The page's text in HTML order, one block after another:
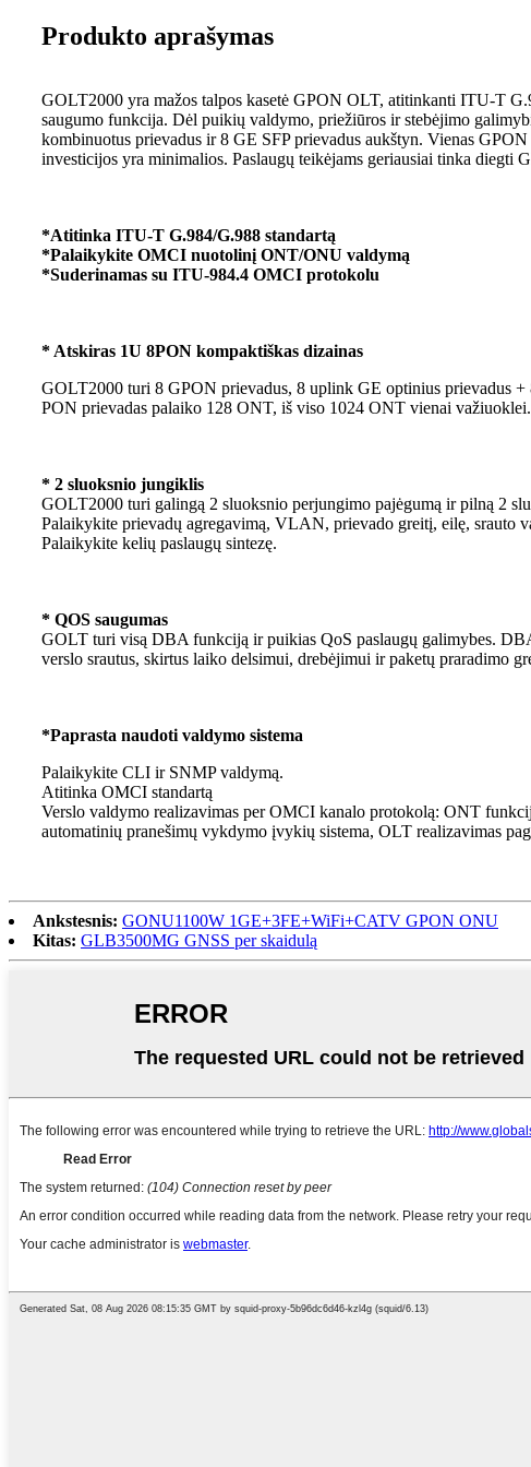
Produkto aprašymas
GOLT2000 yra mažos talpos kasetė GPON OLT, atitinkanti ITU-T
saugumo funkcija. Dėl puikių valdymo, priežiūros ir stebėjimo
kombinuotus prievadus ir 8 GE SFP prievadus aukštyn. Vienas
investicijos yra minimalios. Paslaugų teikėjams geriausiai tinka
*Atitinka ITU-T G.984/G.988 standartą
*Palaikykite OMCI nuotolinį ONT/ONU valdymą
*Suderinamas su ITU-984.4 OMCI protokolu
* Atskiras 1U 8PON kompaktiškas dizainas
GOLT2000 turi 8 GPON prievadus, 8 uplink GE optinius prievadus
PON prievadas palaiko 128 ONT, iš viso 1024 ONT vienai
* 2 sluoksnio jungiklis
GOLT2000 turi galingą 2 sluoksnio perjungimo pajėgumą ir pilną 2
Palaikykite prievadų agregavimą, VLAN, prievado greitį, eilę, srauto
Palaikykite kelių paslaugų sintezę.
* QOS saugumas
GOLT turi visą DBA funkciją ir puikias QoS paslaugų galimybes.
verslo srautus, skirtus laiko delsimui, drebėjimui ir paketų praradimo
*Paprasta naudoti valdymo sistema
Palaikykite CLI ir SNMP valdymą.
Atitinka OMCI standartą
Verslo valdymo realizavimas per OMCI kanalo protokolą: ONT
automatinių pranešimų vykdymo įvykių sistema, OLT realizavimas
Ankstesnis: GONU1100W 1GE+3FE+WiFi+CATV GPON ONU
Kitas: GLB3500MG GNSS per skaidulą